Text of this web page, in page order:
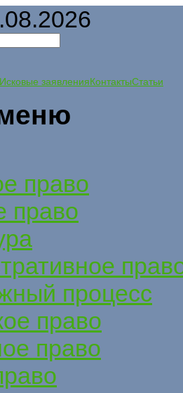
Исковые заявленияКонтактыСтатьи
право
право
процесс
право
право